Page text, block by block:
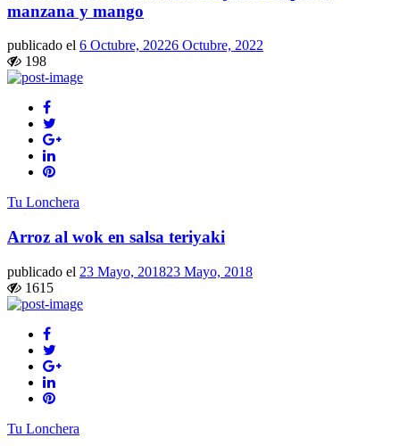
manzana y mango
publicado el 6 Octubre, 20226 Octubre, 2022
198
Tu Lonchera
Arroz al wok en salsa teriyaki
publicado el 23 Mayo, 201823 Mayo, 2018
1615
Tu Lonchera